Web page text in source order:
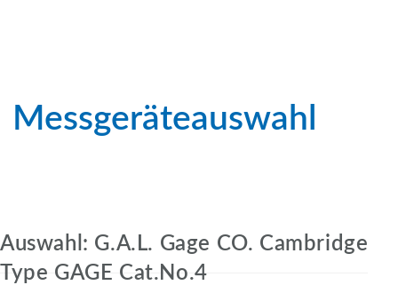
Messgeräteauswahl
Auswahl: G.A.L. Gage CO. Cambridge
Type GAGE Cat.No.4